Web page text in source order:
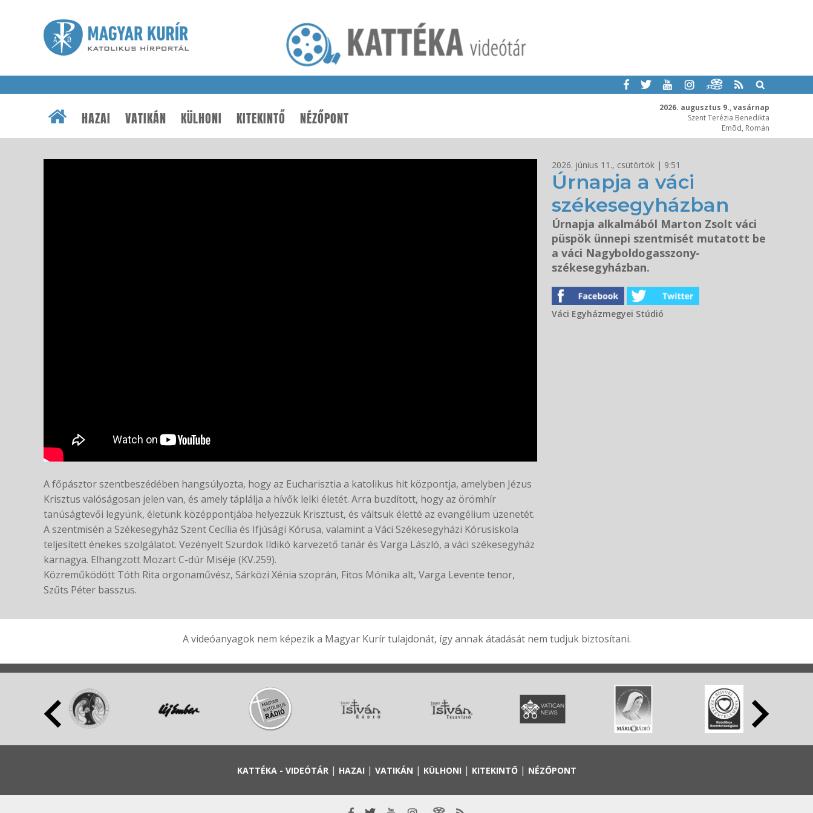
2026. augusztus 9., vasárnap
Szent Terézia Benedikta
Emõd, Román
HAZAI VATIKÁN KÜLHONI KITEKINTŐ NÉZŐPONT
A főpásztor szentbeszédében hangsúlyozta, hogy az Eucharisztia a katolikus hit központja, amelyben Jézus
Krisztus valóságosan jelen van, és amely táplálja a hívők lelki életét. Arra buzdított, hogy az örömhír
tanúságtevői legyünk, életünk középpontjába helyezzük Krisztust, és váltsuk életté az evangélium üzenetét.
A szentmisén a Székesegyház Szent Cecília és Ifjúsági Kórusa, valamint a Váci Székesegyházi Kórusiskola
teljesített énekes szolgálatot. Vezényelt Szurdok Ildikó karvezető tanár és Varga László, a váci székesegyház
karnagya. Elhangzott Mozart C-dúr Miséje (KV.259).
Közreműködött Tóth Rita orgonaművész, Sárközi Xénia szoprán, Fitos Mónika alt, Varga Levente tenor,
Szűts Péter basszus.
2026. június 11., csütörtök | 9:51
Úrnapja a váci
székesegyházban
Úrnapja alkalmából Marton Zsolt váci
püspök ünnepi szentmisét mutatott be
a váci Nagyboldogasszony-
székesegyházban.
Váci Egyházmegyei Stúdió
A videóanyagok nem képezik a Magyar Kurír tulajdonát, így annak átadását nem tudjuk biztosítani.
KATTÉKA - VIDEÓTÁR| HAZAI | VATIKÁN | KÜLHONI | KITEKINTŐ| NÉZŐPONT